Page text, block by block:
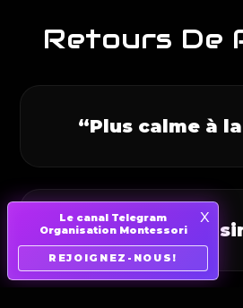
Retours De
“Plus calme à
“Des outils
x
Le canal Telegram
Organisation Montessori
REJOIGNEZ-NOUS!